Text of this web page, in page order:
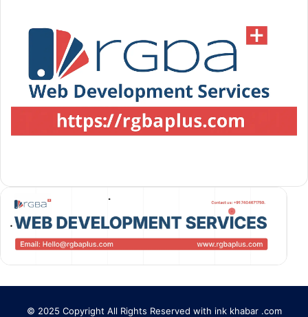
© 2025 Copyright All Rights Reserved with ink khabar .com